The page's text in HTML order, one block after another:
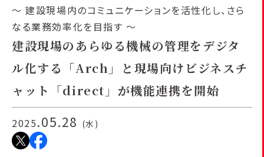
～ 建設現場内のコミュニケーションを活性化し、さら
なる業務効率化を目指す ～
建設現場のあらゆる機械の管理をデジタ
ル化する「Arch」と 現場向けビジネスチ
ャット「direct」が機能連携を開始
2025.05.28 (水)